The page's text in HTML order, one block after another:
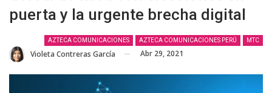
puerta y la urgente brecha digital
AZTECA COMUNICACIONES AZTECA COMUNICACIONES PERÚ MTC
Violeta Contreras García Abr 29, 2021